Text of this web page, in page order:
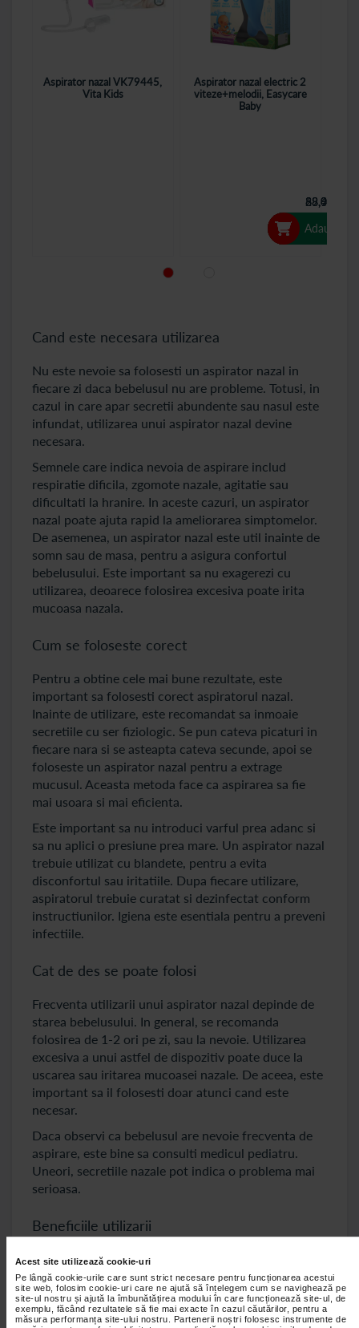
Acest site utilizează cookie-uri
Pe lângă cookie-urile care sunt strict necesare pentru funcționarea acestui
site web, folosim cookie-uri care ne ajută să înțelegem cum se navighează pe
site-ul nostru și ajută la îmbunătățirea modului în care funcționează site-ul, de
exemplu, făcând rezultatele să fie mai exacte în cazul căutărilor, pentru a
măsura performanța site-ului nostru. Partenerii noștri folosesc instrumente de
Aspirator nazal VK79445,
Vita Kids
33,00 Lei
Adaugă în
Aspirator nazal electric 2
viteze+melodii, Easycare
Baby
89,40 Lei
Adaugă în
68,90 Lei
Adaugă în
28,90 Lei
Adaugă în
Cand este necesara utilizarea
Nu este nevoie sa folosesti un aspirator nazal in
fiecare zi daca bebelusul nu are probleme. Totusi, in
cazul in care apar secretii abundente sau nasul este
infundat, utilizarea unui aspirator nazal devine
necesara.
Semnele care indica nevoia de aspirare includ
respiratie dificila, zgomote nazale, agitatie sau
dificultati la hranire. In aceste cazuri, un aspirator
nazal poate ajuta rapid la ameliorarea simptomelor.
De asemenea, un aspirator nazal este util inainte de
somn sau de masa, pentru a asigura confortul
bebelusului. Este important sa nu exagerezi cu
utilizarea, deoarece folosirea excesiva poate irita
mucoasa nazala.
Cum se foloseste corect
Pentru a obtine cele mai bune rezultate, este
important sa folosesti corect aspiratorul nazal.
Inainte de utilizare, este recomandat sa inmoaie
secretiile cu ser fiziologic. Se pun cateva picaturi in
fiecare nara si se asteapta cateva secunde, apoi se
foloseste un aspirator nazal pentru a extrage
mucusul. Aceasta metoda face ca aspirarea sa fie
mai usoara si mai eficienta.
Este important sa nu introduci varful prea adanc si
sa nu aplici o presiune prea mare. Un aspirator nazal
trebuie utilizat cu blandete, pentru a evita
disconfortul sau iritatiile. Dupa fiecare utilizare,
aspiratorul trebuie curatat si dezinfectat conform
instructiunilor. Igiena este esentiala pentru a preveni
infectiile.
Cat de des se poate folosi
Frecventa utilizarii unui aspirator nazal depinde de
starea bebelusului. In general, se recomanda
folosirea de 1-2 ori pe zi, sau la nevoie. Utilizarea
excesiva a unui astfel de dispozitiv poate duce la
uscarea sau iritarea mucoasei nazale. De aceea, este
important sa il folosesti doar atunci cand este
necesar.
Daca observi ca bebelusul are nevoie frecventa de
aspirare, este bine sa consulti medicul pediatru.
Uneori, secretiile nazale pot indica o problema mai
serioasa.
Beneficiile utilizarii
Un aspirator nazal ofera numeroase beneficii. In
primul rand, ajuta la eliberarea cailor respiratorii,
ceea ce permite bebelusului sa respire mai usor. De
asemenea, utilizarea poate imbunatati somnul si